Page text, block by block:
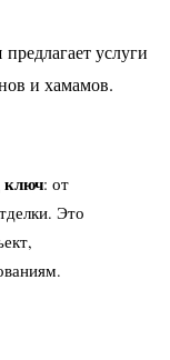
предлагает услуги
и хамамов.
ключ: от
Это